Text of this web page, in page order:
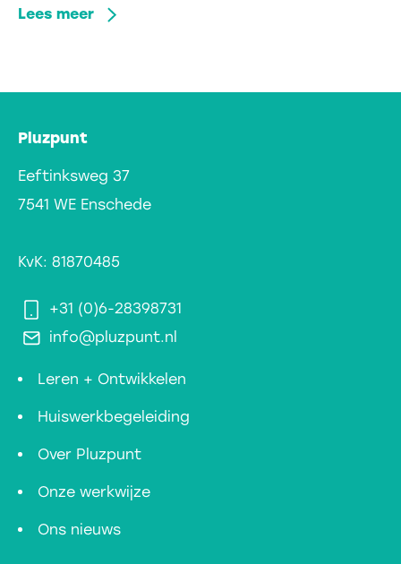
Lees meer
Pluzpunt
Eeftinksweg 37
7541 WE Enschede
KvK: 81870485
+31 (0)6-28398731
info@pluzpunt.nl
Leren + Ontwikkelen
Huiswerkbegeleiding
Over Pluzpunt
Onze werkwijze
Ons nieuws